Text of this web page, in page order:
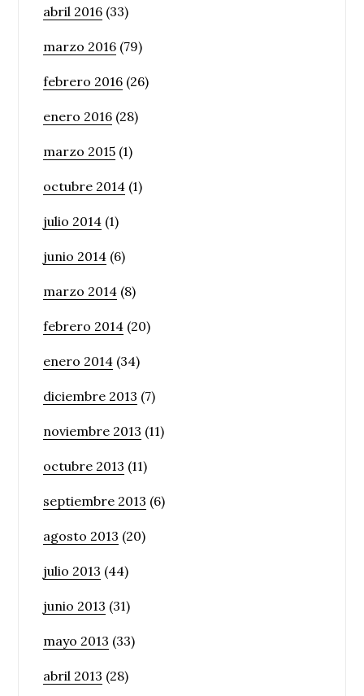
abril 2016 (33)
marzo 2016 (79)
febrero 2016 (26)
enero 2016 (28)
marzo 2015 (1)
octubre 2014 (1)
julio 2014 (1)
junio 2014 (6)
marzo 2014 (8)
febrero 2014 (20)
enero 2014 (34)
diciembre 2013 (7)
noviembre 2013 (11)
octubre 2013 (11)
septiembre 2013 (6)
agosto 2013 (20)
julio 2013 (44)
junio 2013 (31)
mayo 2013 (33)
abril 2013 (28)